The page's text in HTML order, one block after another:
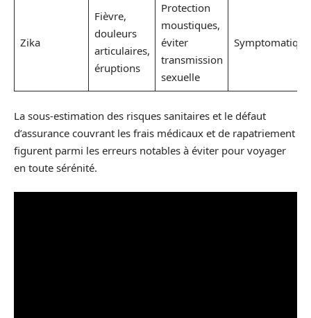
Zika
Fièvre,
douleurs
articulaires,
éruptions
Protection
moustiques,
éviter
transmission
sexuelle
Symptomatique
La sous-estimation des risques sanitaires et le défaut
d’assurance couvrant les frais médicaux et de rapatriement
figurent parmi les erreurs notables à éviter pour voyager
en toute sérénité.